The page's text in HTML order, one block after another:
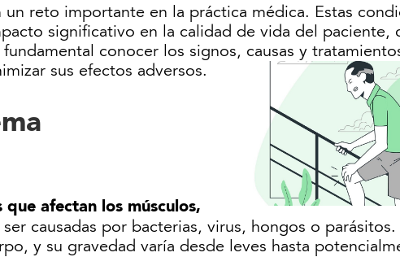
un reto importante en la práctica médica. Estas
significativo en la calidad de vida del paciente,
conocer los signos, causas y
sus efectos adversos.
que afectan los músculos,
ser causadas por bacterias, virus, hongos o parásitos.
y su gravedad varía desde leves hasta